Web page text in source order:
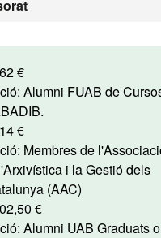
€
o
€
de
i la Gestió dels
(AAC)
€
o